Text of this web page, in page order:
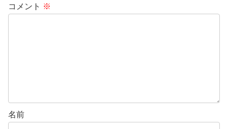
コメント ※
名前